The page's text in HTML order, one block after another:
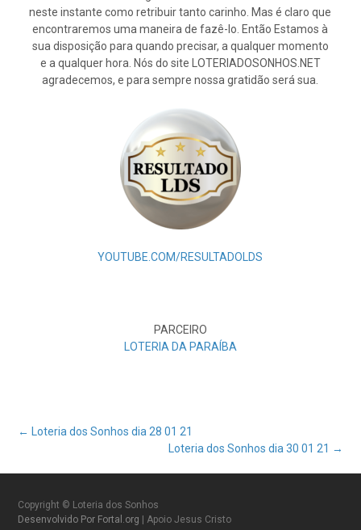
neste instante como retribuir tanto carinho. Mas é claro que
encontraremos uma maneira de fazê-lo. Então Estamos à
sua disposição para quando precisar, a qualquer momento
e a qualquer hora. Nós do site LOTERIADOSONHOS.NET
agradecemos, e para sempre nossa gratidão será sua.
YOUTUBE.COM/RESULTADOLDS
PARCEIRO
LOTERIA DA PARAÍBA
Post
navigation
← Loteria dos Sonhos dia 28 01 21
Loteria dos Sonhos dia 30 01 21 →
Copyright © Loteria dos Sonhos
Desenvolvido Por Fortal.org
| Apoio Jesus Cristo